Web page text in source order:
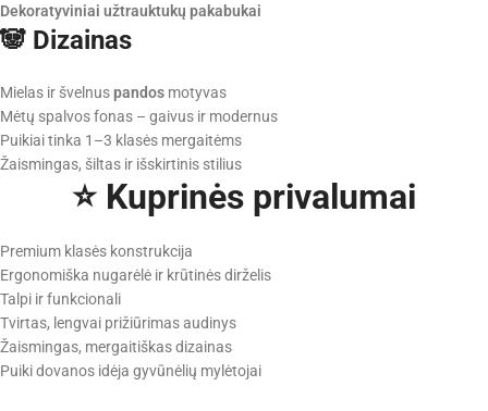
Dekoratyviniai užtrauktukų pakabukai
🐼 Dizainas
Mielas ir švelnuspandos motyvas
Mėtų spalvos fonas – gaivus ir modernus
Puikiai tinka 1–3 klasės mergaitėms
Žaismingas, šiltas ir išskirtinis stilius
⭐ Kuprinės privalumai
Premium klasės konstrukcija
Ergonomiška nugarėlė ir krūtinės dirželis
Talpi ir funkcionali
Tvirtas, lengvai prižiūrimas audinys
Žaismingas, mergaitiškas dizainas
Puiki dovanos idėja gyvūnėlių mylėtojai